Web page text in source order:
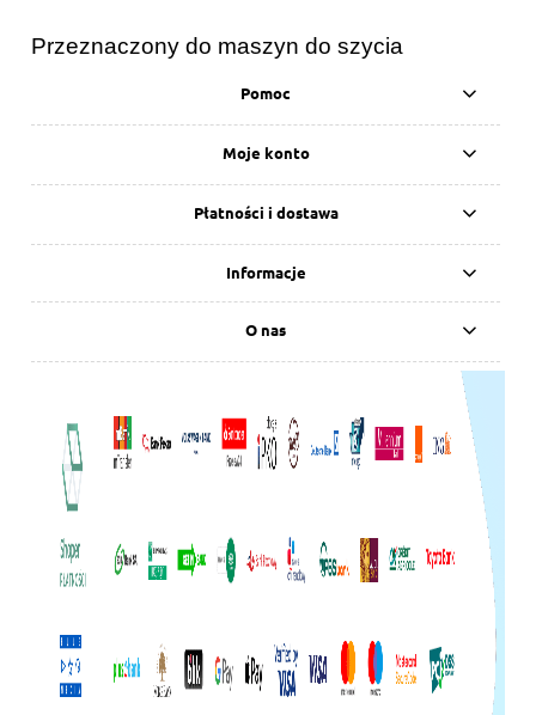
Przeznaczony do maszyn do szycia
Pomoc
Moje konto
Płatności i dostawa
Informacje
O nas